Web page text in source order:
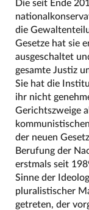
Die seit Ende
die
Gesetze hat sie
ausgeschaltet
gesamte Justiz
Sie hat die
ihr nicht
Gerichtszweige
der neuen
Berufung der
erstmals seit
Sinne der
pluralistischer
getreten, der